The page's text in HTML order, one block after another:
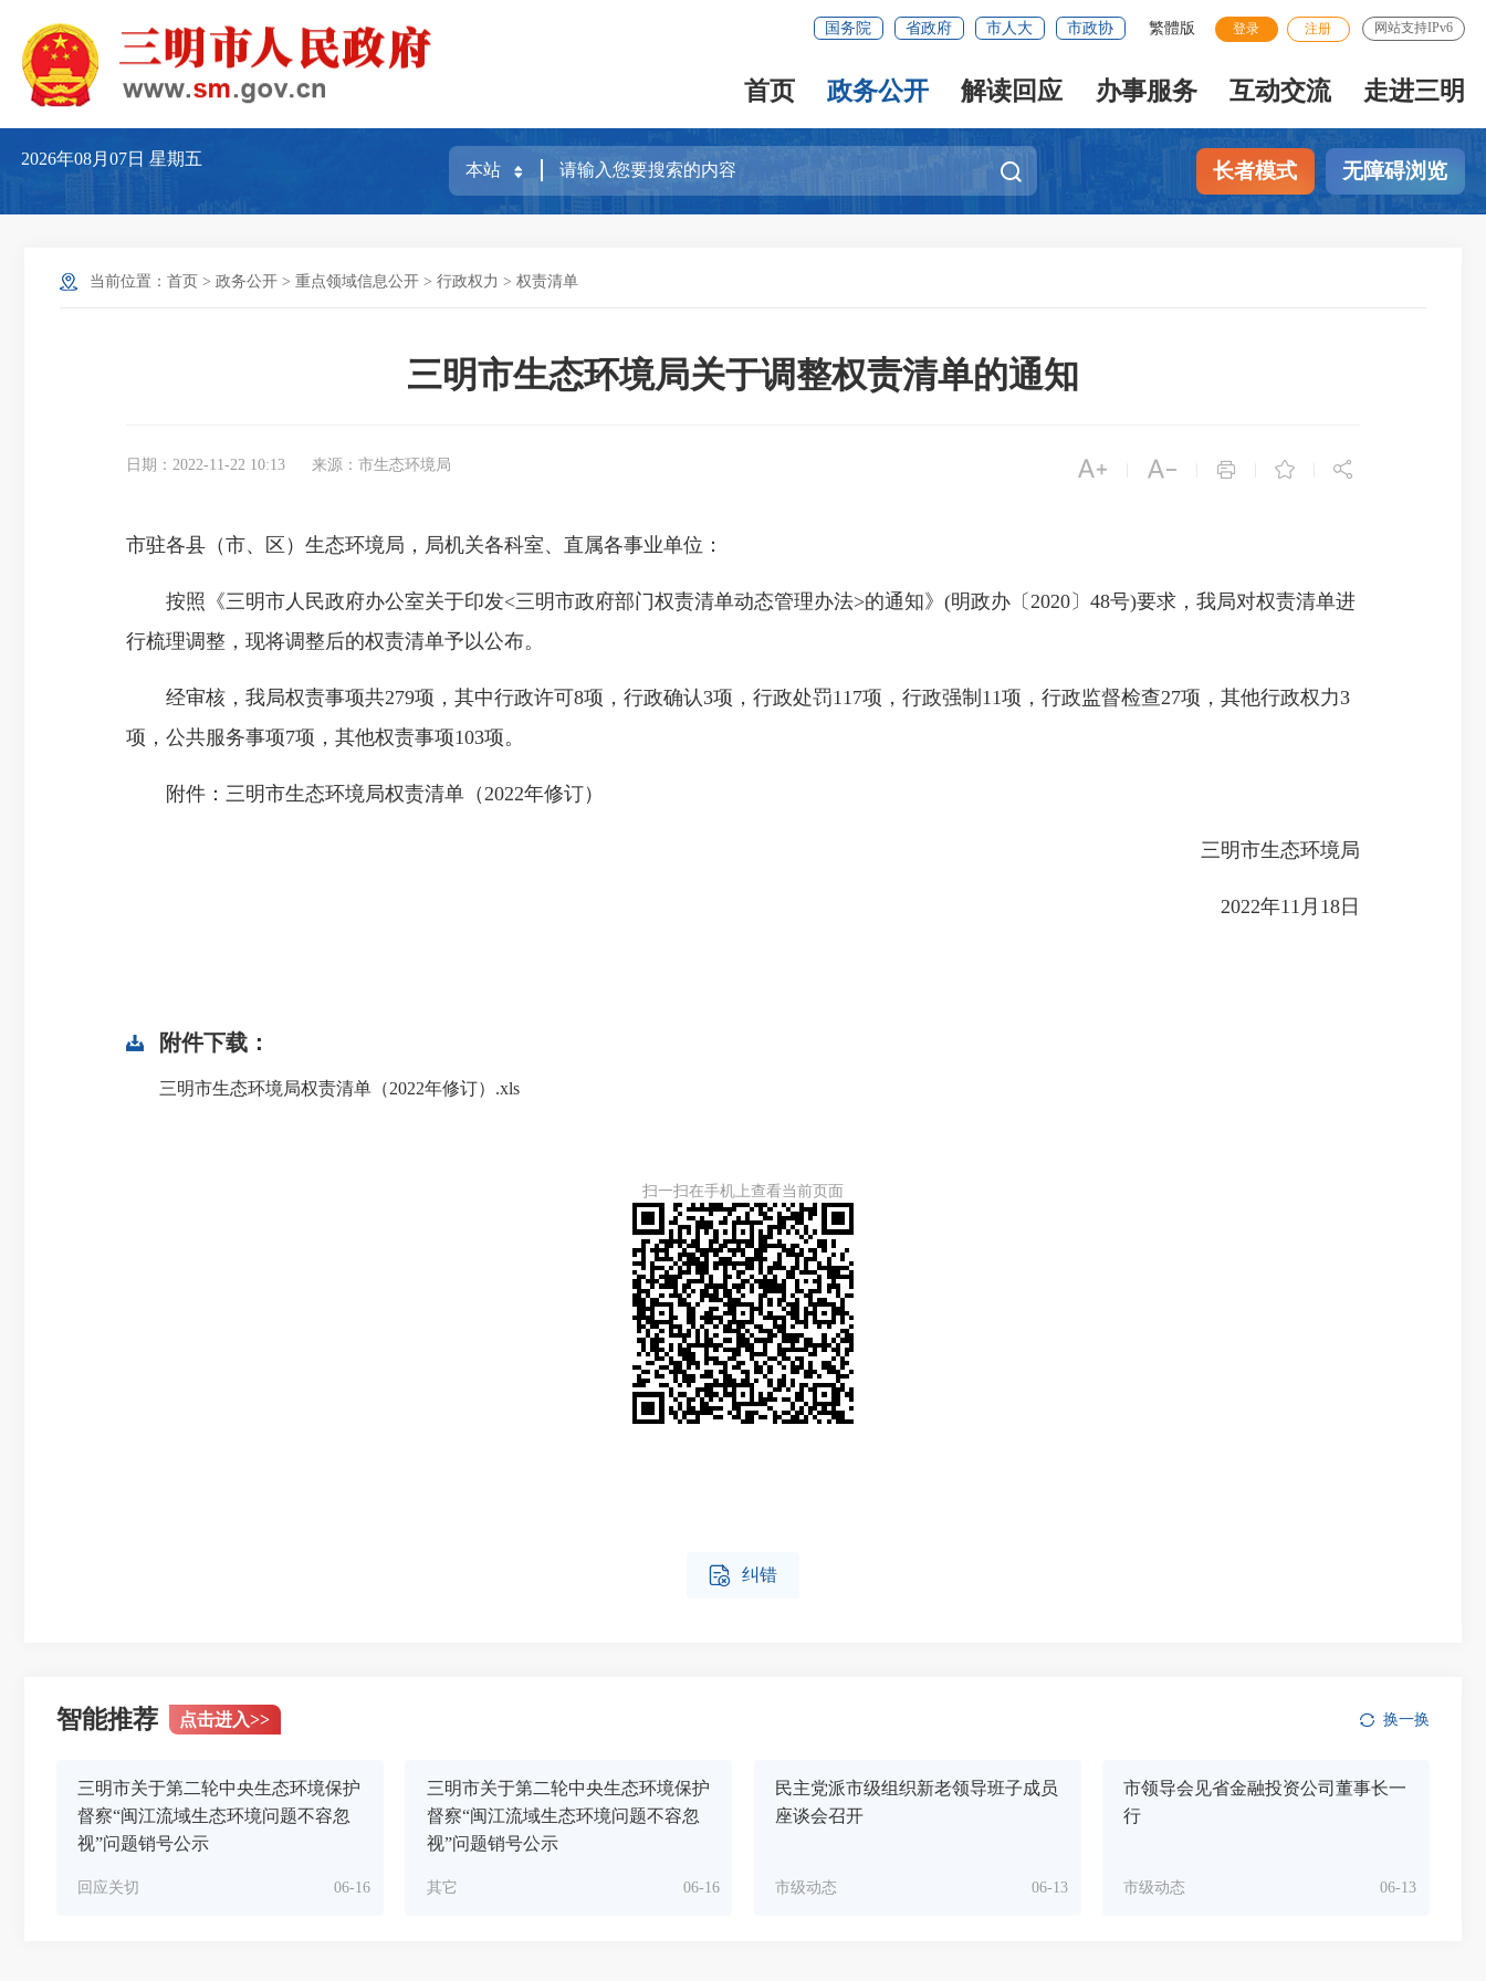
国务院 省政府 市人大 市政协 繁體版 登录 注册 网站支持IPv6
首页 政务公开 解读回应 办事服务 互动交流 走进三明
2026年08月07日星期五
长者模式 无障碍浏览
当前位置： 首页 > 政务公开 > 重点领域信息公开 > 行政权力 > 权责清单
三明市生态环境局关于调整权责清单的通知
日期：2022-11-22 10:13 来源：市生态环境局     
市驻各县（市、区）生态环境局，局机关各科室、直属各事业单位：
按照《三明市人民政府办公室关于印发<三明市政府部门权责清单动态管理办法>的通知》(明政办〔2020〕48号)要求，我局对权责清单进
行梳理调整，现将调整后的权责清单予以公布。
经审核，我局权责事项共279项，其中行政许可8项，行政确认3项，行政处罚117项，行政强制11项，行政监督检查27项，其他行政权力3
项，公共服务事项7项，其他权责事项103项。
附件：三明市生态环境局权责清单（2022年修订）
三明市生态环境局
2022年11月18日
附件下载：
三明市生态环境局权责清单（2022年修订）.xls
扫一扫在手机上查看当前页面
 纠错
智能推荐 点击进入>> 换一换
三明市关于第二轮中央生态环境保护
督察“闽江流域生态环境问题不容忽
视”问题销号公示
06-16
回应关切
三明市关于第二轮中央生态环境保护
督察“闽江流域生态环境问题不容忽
视”问题销号公示
06-16
其它
民主党派市级组织新老领导班子成员
座谈会召开
06-13
市级动态
市领导会见省金融投资公司董事长一
行
06-13
市级动态